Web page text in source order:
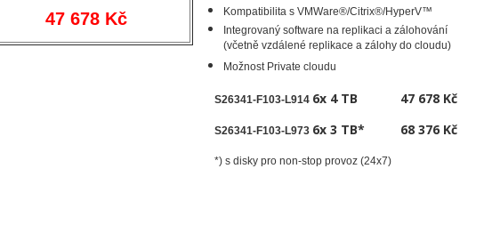
47 678 Kč
Kompatibilita s VMWare®/Citrix®/HyperV™
Integrovaný software na replikaci a zálohování
(včetně vzdálené replikace a zálohy do cloudu)
Možnost Private cloudu
S26341-F103-L914 6x 4 TB 47 678 Kč
S26341-F103-L973 6x 3 TB* 68 376 Kč
*) s disky pro non-stop provoz (24x7)